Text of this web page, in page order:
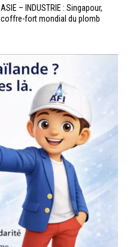
ASIE – INDUSTRIE : Singapour,
coffre-fort mondial du plomb